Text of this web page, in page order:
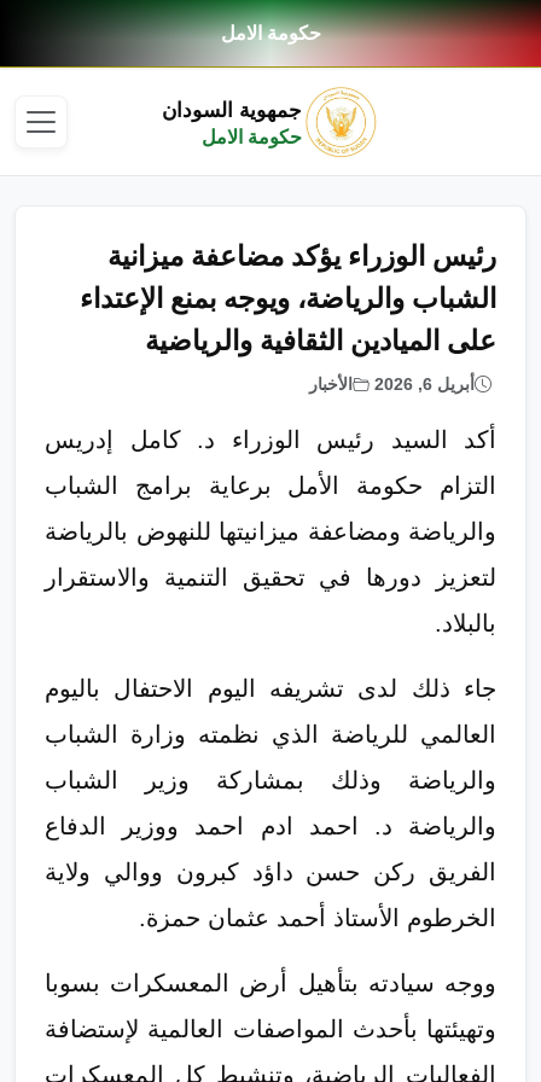
حكومة الامل
جمهوية السودان
حكومة الامل
رئيس الوزراء يؤكد مضاعفة ميزانية
الشباب والرياضة، ويوجه بمنع الإعتداء
على الميادين الثقافية والرياضية
أبريل 6, 2026 الأخبار
أكد السيد رئيس الوزراء د. كامل إدريس
التزام حكومة الأمل برعاية برامج الشباب
والرياضة ومضاعفة ميزانيتها للنهوض بالرياضة
لتعزيز دورها في تحقيق التنمية والاستقرار
بالبلاد.
جاء ذلك لدى تشريفه اليوم الاحتفال باليوم
العالمي للرياضة الذي نظمته وزارة الشباب
والرياضة وذلك بمشاركة وزير الشباب
والرياضة د. احمد ادم احمد ووزير الدفاع
الفريق ركن حسن داؤد كبرون ووالي ولاية
الخرطوم الأستاذ أحمد عثمان حمزة.
ووجه سيادته بتأهيل أرض المعسكرات بسوبا
وتهيئتها بأحدث المواصفات العالمية لإستضافة
الفعاليات الرياضية، وتنشيط كل المعسكرات